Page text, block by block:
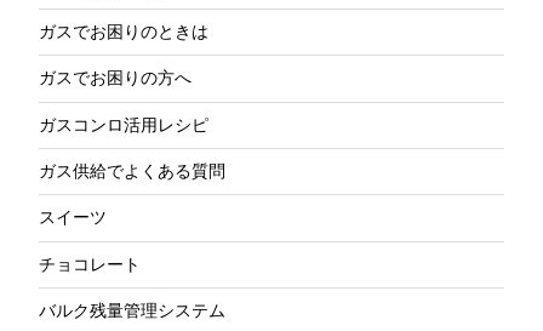
ガスでお困りのときは
ガスでお困りの方へ
ガスコンロ活用レシピ
ガス供給でよくある質問
スイーツ
チョコレート
バルク残量管理システム